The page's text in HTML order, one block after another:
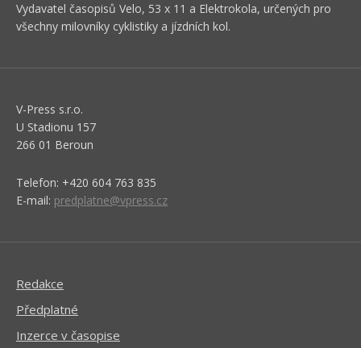
Vydavatel časopisů Velo, 53 x 11 a Elektrokola, určených pro
všechny milovníky cyklistiky a jízdních kol.
V-Press s.r.o.
U Stadionu 157
266 01 Beroun
Telefon: +420 604 763 835
E-mail: predplatne@vpress.cz
Redakce
Předplatné
Inzerce v časopise